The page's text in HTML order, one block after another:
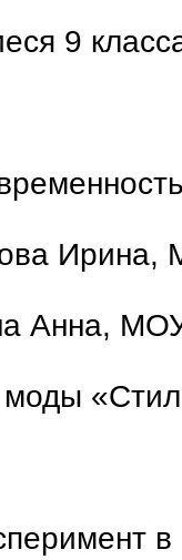
9
Анна,
моды
в